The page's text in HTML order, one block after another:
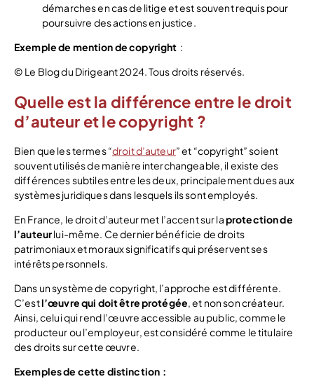
démarches en cas de litige et est souvent requis pour
poursuivre des actions en justice.
Exemple de mention de copyright :
© Le Blog du Dirigeant 2024. Tous droits réservés.
Quelle est la différence entre le droit
d’auteur et le copyright ?
Bien que les termes “droit d’auteur” et “copyright” soient
souvent utilisés de manière interchangeable, il existe des
différences subtiles entre les deux, principalement dues aux
systèmes juridiques dans lesquels ils sont employés.
En France, le droit d’auteur met l’accent sur laprotection de
l’auteurlui-même. Ce dernier bénéficie de droits
patrimoniaux et moraux significatifs qui préservent ses
intérêts personnels.
Dans un système de copyright, l’approche est différente.
C’estl’œuvre qui doitêtre protégée, et non son créateur.
Ainsi, celui qui rend l’œuvre accessible au public, comme le
producteur ou l’employeur, est considéré comme le titulaire
des droits sur cette œuvre.
Exemples de cette distinction :